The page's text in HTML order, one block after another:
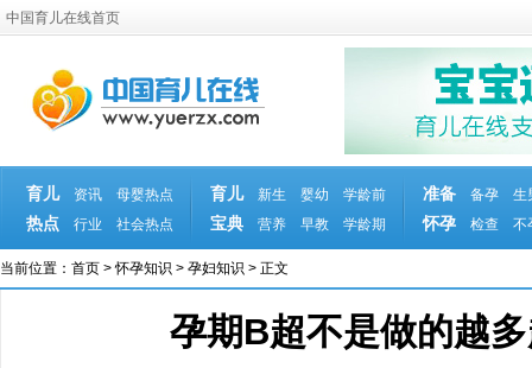
中国育儿在线首页
育儿
热点
资讯
母婴热点
行业
社会热点
育儿
宝典
新生 婴幼
学龄前
营养
早教 学龄期
准备
怀孕
备孕
生
检查
不
当前位置： 首页 >怀孕知识 > 孕妇知识 > 正文
孕期B超不是做的越